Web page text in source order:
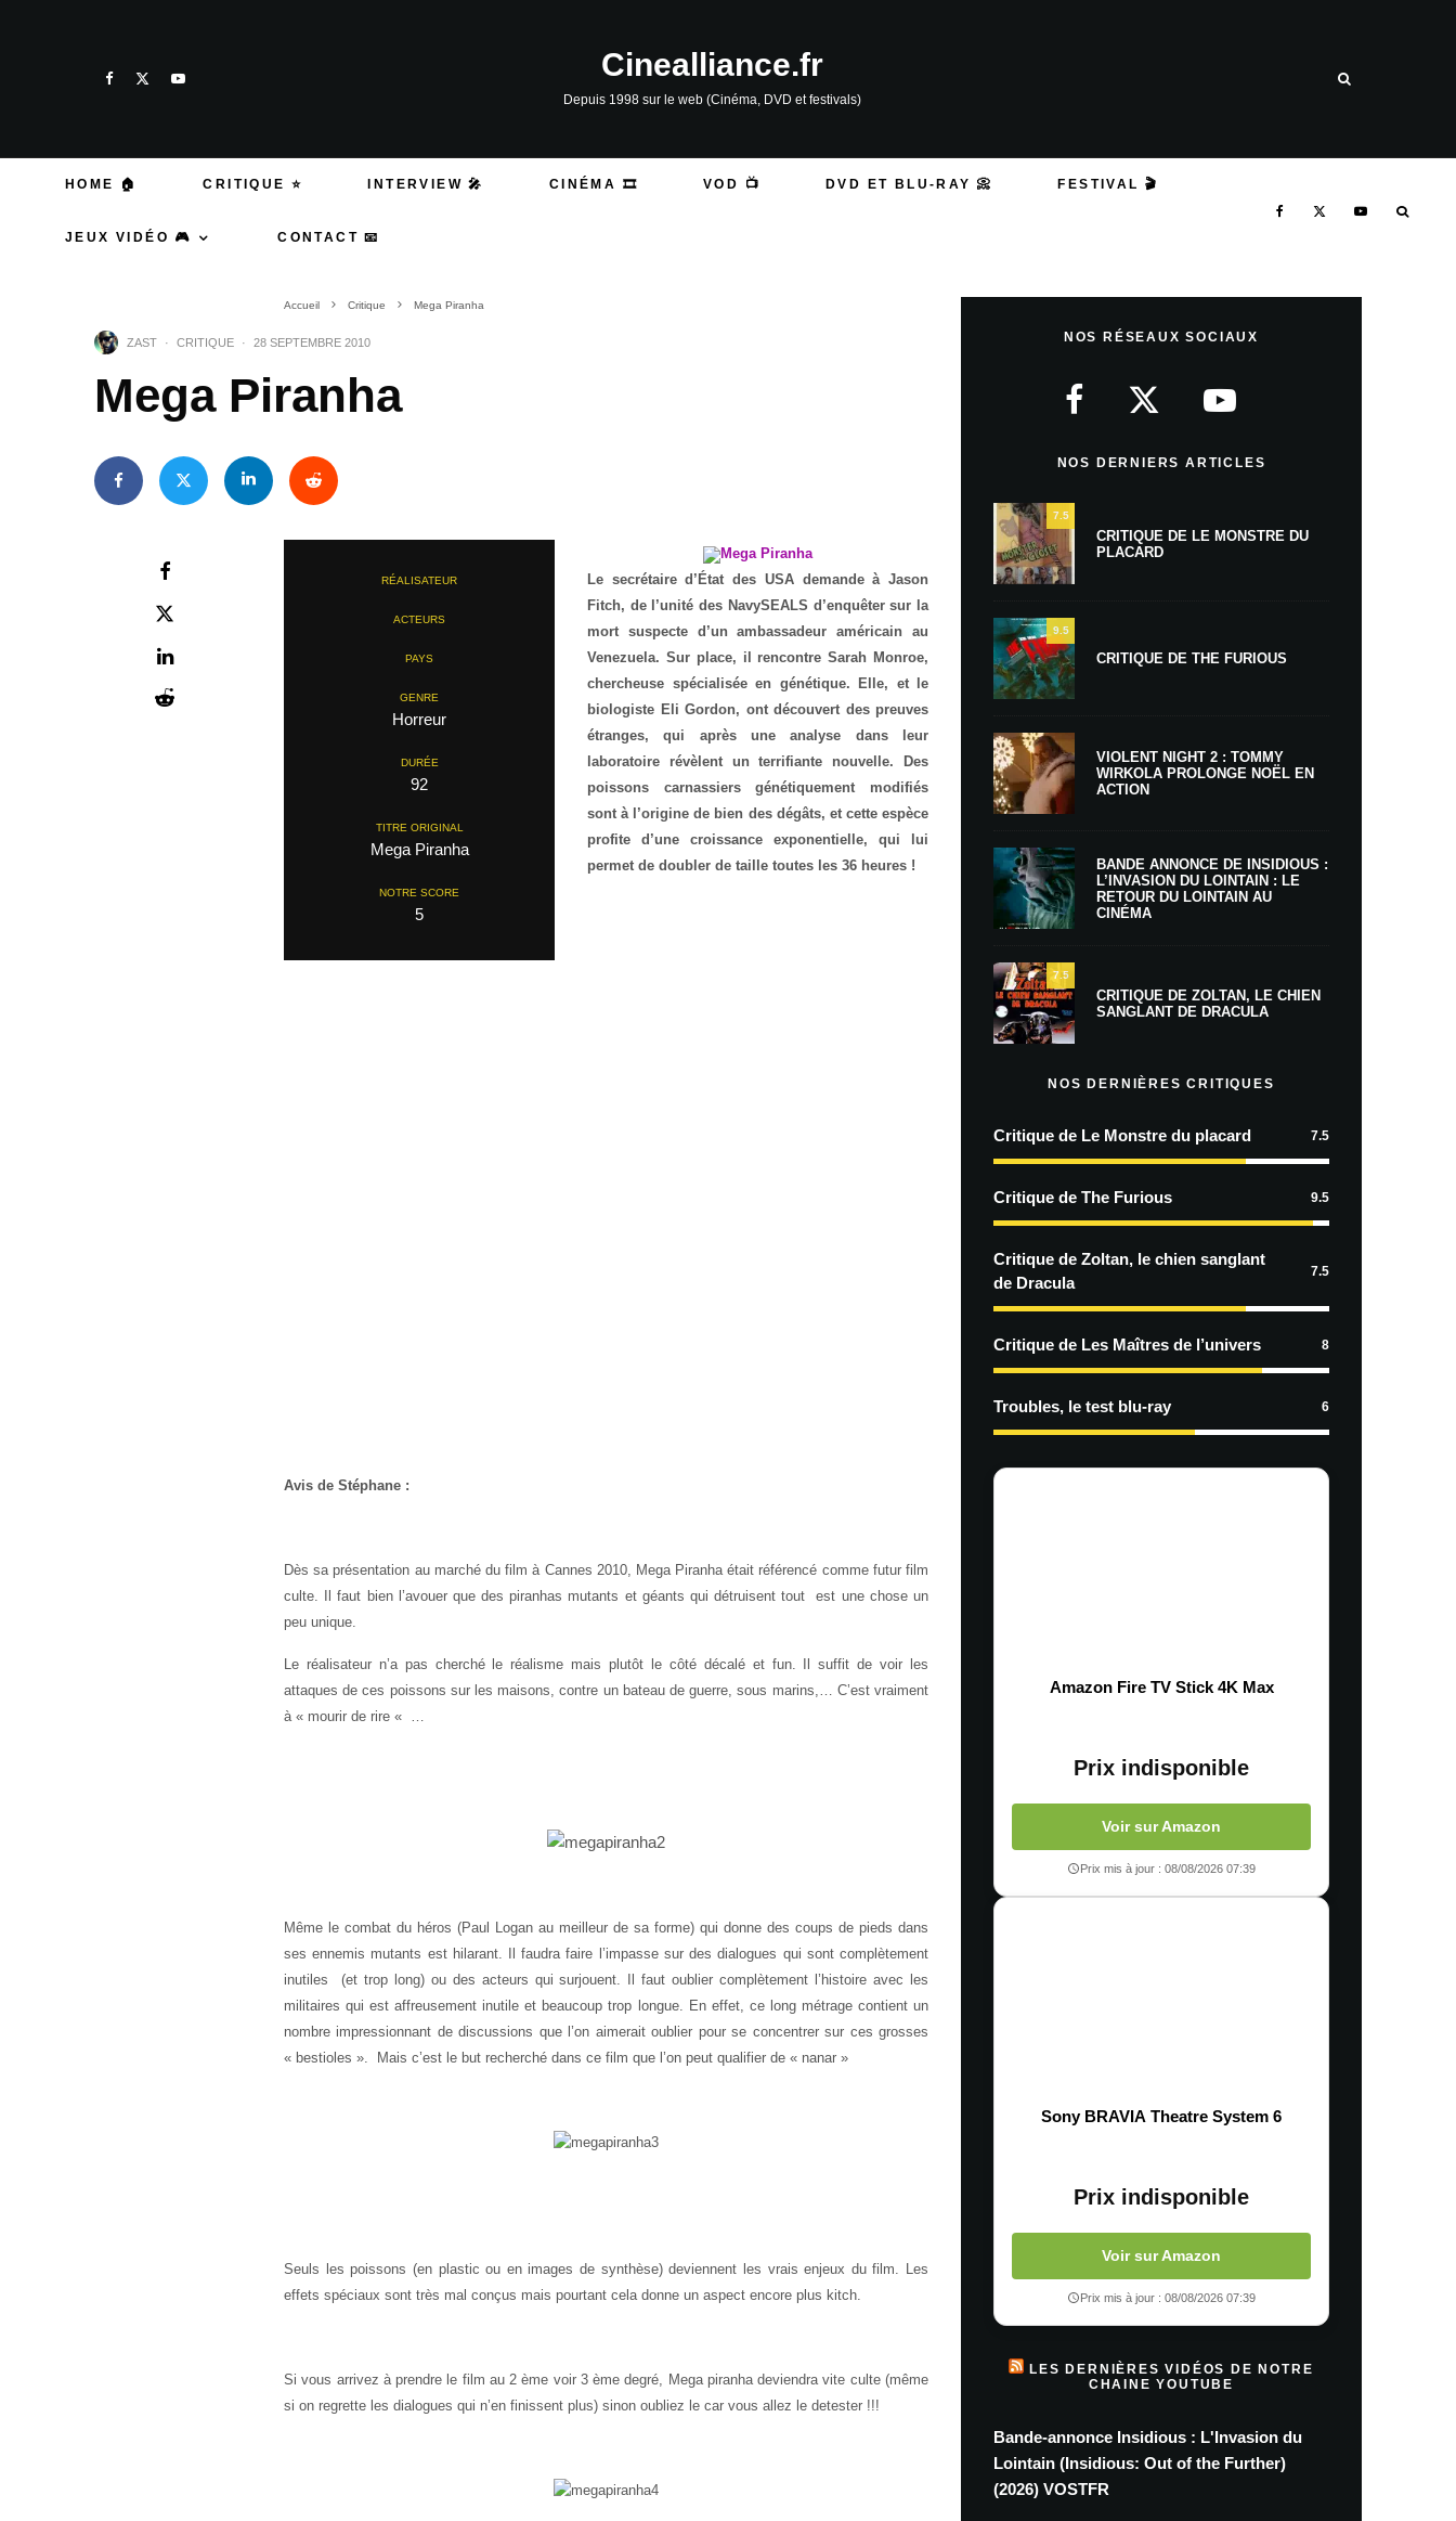
Cinealliance.fr
Depuis 1998 sur le web (Cinéma, DVD et festivals)
HOME 🏠 CRITIQUE ⭐ INTERVIEW 🎤 CINÉMA 🎞️ VOD 📺 DVD ET BLU-RAY 📀 FESTIVAL 🎬
JEUX VIDÉO 🎮 CONTACT 📧
Accueil Critique Mega Piranha
ZAST · CRITIQUE · 28 SEPTEMBRE 2010
Mega Piranha
RÉALISATEUR
ACTEURS
PAYS
GENRE
Horreur
DURÉE
92
TITRE ORIGINAL
Mega Piranha
NOTRE SCORE
5
Le secrétaire d’État des USA demande à Jason
Fitch, de l’unité des NavySEALS d’enquêter sur la
mort suspecte d’un ambassadeur américain au
Venezuela. Sur place, il rencontre Sarah Monroe,
chercheuse spécialisée en génétique. Elle, et le
biologiste Eli Gordon, ont découvert des preuves
étranges, qui après une analyse dans leur
laboratoire révèlent un terrifiante nouvelle. Des
poissons carnassiers génétiquement modifiés
sont à l’origine de bien des dégâts, et cette espèce
profite d’une croissance exponentielle, qui lui
permet de doubler de taille toutes les 36 heures !
Avis de Stéphane :
Dès sa présentation au marché du film à Cannes 2010, Mega Piranha était référencé comme futur film
culte. Il faut bien l’avouer que des piranhas mutants et géants qui détruisent tout est une chose un
peu unique.
Le réalisateur n’a pas cherché le réalisme mais plutôt le côté décalé et fun. Il suffit de voir les
attaques de ces poissons sur les maisons, contre un bateau de guerre, sous marins,… C’est vraiment
à « mourir de rire « …
Même le combat du héros (Paul Logan au meilleur de sa forme) qui donne des coups de pieds dans
ses ennemis mutants est hilarant. Il faudra faire l’impasse sur des dialogues qui sont complètement
inutiles (et trop long) ou des acteurs qui surjouent. Il faut oublier complètement l’histoire avec les
militaires qui est affreusement inutile et beaucoup trop longue. En effet, ce long métrage contient un
nombre impressionnant de discussions que l’on aimerait oublier pour se concentrer sur ces grosses
« bestioles ». Mais c’est le but recherché dans ce film que l’on peut qualifier de « nanar »
Seuls les poissons (en plastic ou en images de synthèse) deviennent les vrais enjeux du film. Les
effets spéciaux sont très mal conçus mais pourtant cela donne un aspect encore plus kitch.
Si vous arrivez à prendre le film au 2 ème voir 3 ème degré, Mega piranha deviendra vite culte (même
si on regrette les dialogues qui n’en finissent plus) sinon oubliez le car vous allez le detester !!!
NOS RÉSEAUX SOCIAUX
NOS DERNIERS ARTICLES
7.5
CRITIQUE DE LE MONSTRE DU
PLACARD
9.5
CRITIQUE DE THE FURIOUS
VIOLENT NIGHT 2 : TOMMY
WIRKOLA PROLONGE NOËL EN
ACTION
BANDE ANNONCE DE INSIDIOUS :
L’INVASION DU LOINTAIN : LE
RETOUR DU LOINTAIN AU
CINÉMA
7.5
CRITIQUE DE ZOLTAN, LE CHIEN
SANGLANT DE DRACULA
NOS DERNIÈRES CRITIQUES
Critique de Le Monstre du placard 7.5
Critique de The Furious 9.5
Critique de Zoltan, le chien sanglant
de Dracula
7.5
Critique de Les Maîtres de l’univers 8
Troubles, le test blu-ray 6
Amazon Fire TV Stick 4K Max
Prix indisponible
Voir sur Amazon
Prix mis à jour : 08/08/2026 07:39
Sony BRAVIA Theatre System 6
Prix indisponible
Voir sur Amazon
Prix mis à jour : 08/08/2026 07:39
LES DERNIÈRES VIDÉOS DE NOTRE
CHAINE YOUTUBE
Bande-annonce Insidious : L'Invasion du
Lointain (Insidious: Out of the Further)
(2026) VOSTFR